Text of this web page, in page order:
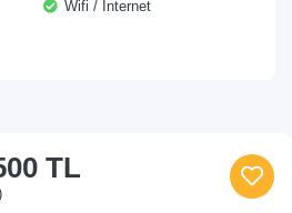
Wifi / İnternet
TL